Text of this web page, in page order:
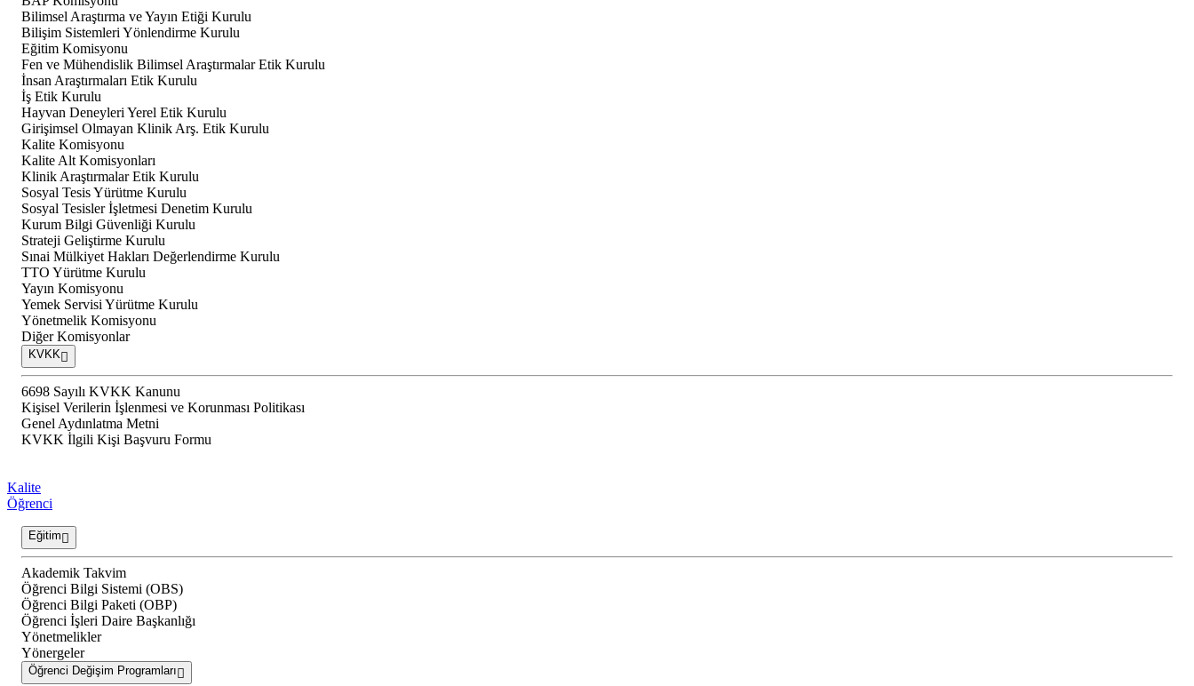
Bilimsel Araştırma ve Yayın Etiği Kurulu
Bilişim Sistemleri Yönlendirme Kurulu
Eğitim Komisyonu
Fen ve Mühendislik Bilimsel Araştırmalar Etik Kurulu
İnsan Araştırmaları Etik Kurulu
İş Etik Kurulu
Hayvan Deneyleri Yerel Etik Kurulu
Girişimsel Olmayan Klinik Arş. Etik Kurulu
Kalite Komisyonu
Kalite Alt Komisyonları
Klinik Araştırmalar Etik Kurulu
Sosyal Tesis Yürütme Kurulu
Sosyal Tesisler İşletmesi Denetim Kurulu
Kurum Bilgi Güvenliği Kurulu
Strateji Geliştirme Kurulu
Sınai Mülkiyet Hakları Değerlendirme Kurulu
TTO Yürütme Kurulu
Yayın Komisyonu
Yemek Servisi Yürütme Kurulu
Yönetmelik Komisyonu
Diğer Komisyonlar
KVKK
6698 Sayılı KVKK Kanunu
Kişisel Verilerin İşlenmesi ve Korunması Politikası
Genel Aydınlatma Metni
KVKK İlgili Kişi Başvuru Formu
Kalite
Öğrenci
Eğitim
Akademik Takvim
Öğrenci Bilgi Sistemi (OBS)
Öğrenci Bilgi Paketi (OBP)
Öğrenci İşleri Daire Başkanlığı
Yönetmelikler
Yönergeler
Öğrenci Değişim Programları